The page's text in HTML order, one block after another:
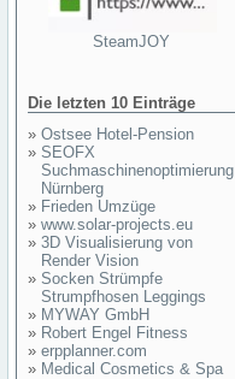
SteamJOY
Die letzten 10 Einträge
» Ostsee Hotel-Pension
» SEOFX
Suchmaschinenoptimierung
Nürnberg
» Frieden Umzüge
» www.solar-projects.eu
» 3D Visualisierung von
Render Vision
» Socken Strümpfe
Strumpfhosen Leggings
» MYWAY GmbH
» Robert Engel Fitness
» erpplanner.com
» Medical Cosmetics & Spa